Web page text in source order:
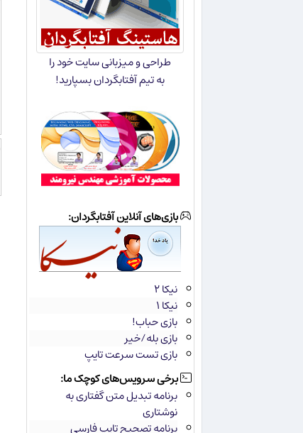
طراحی و میزبانی سایت خود را
به تیم آفتابگردان بسپارید!
بازی‌های آنلاین آفتابگردان:
نیکا ۲
نیکا ۱
بازی حباب!
بازی بله/خیر
بازی تست سرعت تایپ
برخی سرویس‌های کوچک ما:
برنامه تبدیل متن گفتاری به
نوشتاری
برنامه تصحیح تایپ فارسی